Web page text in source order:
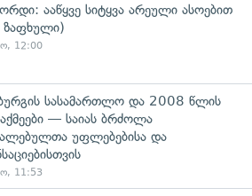
ააწყვე სიტყვა არეული ასოებით
ზაფხული)
12:00
სასამართლო და 2008 წლის
— საიას ბრძოლა
უფლებებისა და
11:53